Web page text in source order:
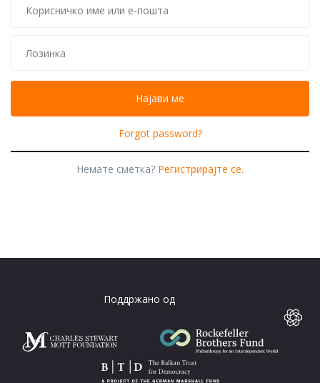
Forgot password?
Немате сметка? Регистрирајте се.
Поддржано од